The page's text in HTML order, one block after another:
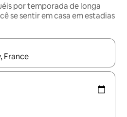
por temporada de longa
se sentir em casa em estadias
disponíveis, explore-os